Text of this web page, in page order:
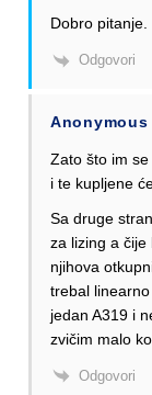
Dobro pitanje.
Odgovori
Anonymous
Zato što im
i te kupljene
Sa druge
za lizing a
njihova
trebal
jedan A319 i
zvičim malo
Odgovori